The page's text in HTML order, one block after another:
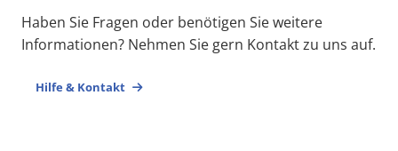
Haben Sie Fragen oder benötigen Sie weitere
Informationen? Nehmen Sie gern Kontakt zu uns auf.
Hilfe & Kontakt